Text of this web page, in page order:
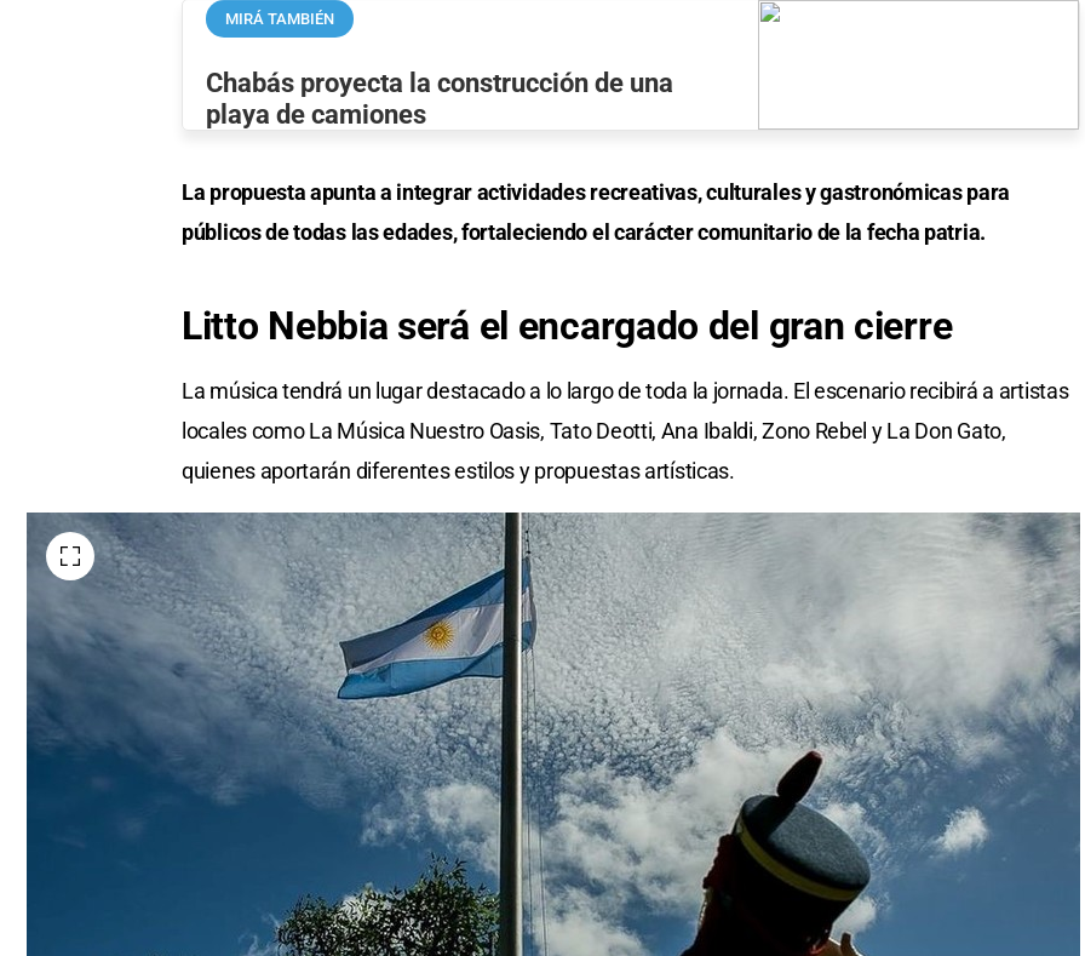
MIRÁ TAMBIÉN
Chabás proyecta la construcción de una
playa de camiones
La propuesta apunta a integrar actividades recreativas, culturales y gastronómicas para
públicos de todas las edades, fortaleciendo el carácter comunitario de la fecha patria.
Litto Nebbia será el encargado del gran cierre
La música tendrá un lugar destacado a lo largo de toda la jornada. El escenario recibirá a artistas
locales como La Música Nuestro Oasis, Tato Deotti, Ana Ibaldi, Zono Rebel y La Don Gato,
quienes aportarán diferentes estilos y propuestas artísticas.